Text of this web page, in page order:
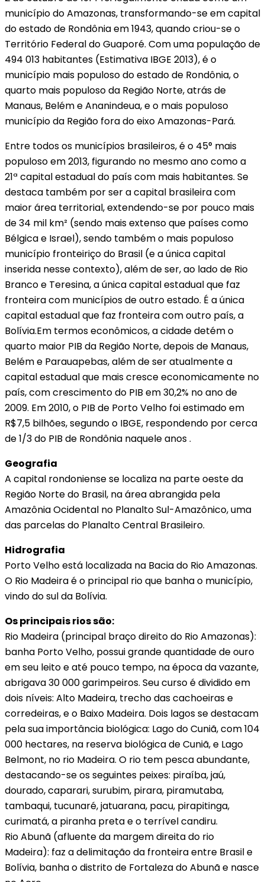
município do Amazonas, transformando-se em capital
do estado de Rondônia em 1943, quando criou-se o
Território Federal do Guaporé. Com uma população de
494 013 habitantes (Estimativa IBGE 2013), é o
município mais populoso do estado de Rondônia, o
quarto mais populoso da Região Norte, atrás de
Manaus, Belém e Ananindeua, e o mais populoso
município da Região fora do eixo Amazonas-Pará.
Entre todos os municípios brasileiros, é o 45° mais
populoso em 2013, figurando no mesmo ano como a
21ª capital estadual do país com mais habitantes. Se
destaca também por ser a capital brasileira com
maior área territorial, extendendo-se por pouco mais
de 34 mil km² (sendo mais extenso que países como
Bélgica e Israel), sendo também o mais populoso
município fronteiriço do Brasil (e a única capital
inserida nesse contexto), além de ser, ao lado de Rio
Branco e Teresina, a única capital estadual que faz
fronteira com municípios de outro estado. É a única
capital estadual que faz fronteira com outro país, a
Bolívia.Em termos econômicos, a cidade detém o
quarto maior PIB da Região Norte, depois de Manaus,
Belém e Parauapebas, além de ser atualmente a
capital estadual que mais cresce economicamente no
país, com crescimento do PIB em 30,2% no ano de
2009. Em 2010, o PIB de Porto Velho foi estimado em
R$7,5 bilhões, segundo o IBGE, respondendo por cerca
de 1/3 do PIB de Rondônia naquele anos .
Geografia
A capital rondoniense se localiza na parte oeste da
Região Norte do Brasil, na área abrangida pela
Amazônia Ocidental no Planalto Sul-Amazônico, uma
das parcelas do Planalto Central Brasileiro.
Hidrografia
Porto Velho está localizada na Bacia do Rio Amazonas.
O Rio Madeira é o principal rio que banha o município,
vindo do sul da Bolívia.
Os principais rios são:
Rio Madeira (principal braço direito do Rio Amazonas):
banha Porto Velho, possui grande quantidade de ouro
em seu leito e até pouco tempo, na época da vazante,
abrigava 30 000 garimpeiros. Seu curso é dividido em
dois níveis: Alto Madeira, trecho das cachoeiras e
corredeiras, e o Baixo Madeira. Dois lagos se destacam
pela sua importância biológica: Lago do Cuniã, com 104
000 hectares, na reserva biológica de Cuniã, e Lago
Belmont, no rio Madeira. O rio tem pesca abundante,
destacando-se os seguintes peixes: piraíba, jaú,
dourado, caparari, surubim, pirara, piramutaba,
tambaqui, tucunaré, jatuarana, pacu, pirapitinga,
curimatá, a piranha preta e o terrível candiru.
Rio Abunã (afluente da margem direita do rio
Madeira): faz a delimitação da fronteira entre Brasil e
Bolívia, banha o distrito de Fortaleza do Abunã e nasce